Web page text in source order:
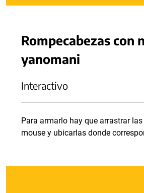
Rompecabezas con
yanomani
Interactivo
Para armarlo hay que arrastrar
mouse y ubicarlas donde